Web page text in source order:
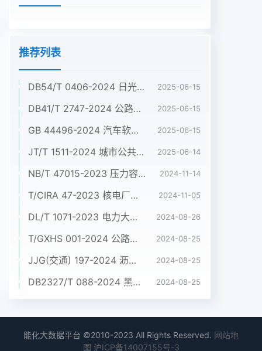
推荐列表
DB54/T 0406-2024 日光温室白肉灵芝与羊肚菌轮作技术规程 2025-06-15
DB41/T 2747-2024 公路桥梁支座检测与安装技术规程 2025-06-15
GB 44496-2024 汽车软件升级通用技术要求 2025-06-15
JT/T 1511-2024 城市公共汽电车驾驶员技能和素质要求 2025-06-14
NB/T 47015-2023 压力容器焊接规程 无水印版 2024-11-14
T/CIRA 47-2023 核电厂液态流出物中铁55分析 液体闪烁法 2024-11-05
DL/T 1071-2023 电力大件运输规范 2024-08-26
T/GXHS 001-2024 公路桥梁大构件公路运输规范 2024-08-25
JJG(交通) 197-2024 沥青压力老化试验仪检定规程 2024-08-25
DB2327/T 088-2024 黑木耳地摆栽培技术规程 2024-08-25
能化大数据平台 ©2010-2023 All Rights Reserved. 网站地
图 沪ICP备14007155号-3